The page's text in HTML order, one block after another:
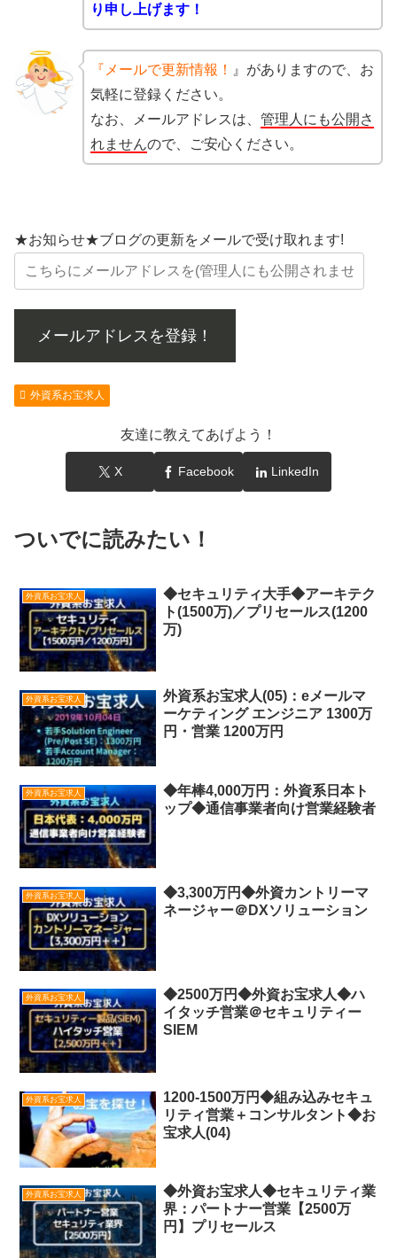
り申し上げます！
『メールで更新情報！
』がありますので、お
気軽に登録ください。
なお、メールアドレスは、 管理人にも公開さ
れませんので、ご安心ください。
★お知らせ★ブログの更新をメールで受け取れます!
メールアドレスを登録！
外資系お宝求人
友達に教えてあげよう！
X Facebook LinkedIn
ついでに読みたい！
外資系お宝求人
◆セキュリティ大手◆アーキテク
ト(1500万)／プリセールス(1200
万)
外資系お宝求人
外資系お宝求人(05)：eメールマ
ーケティング エンジニア 1300万
円・営業 1200万円
外資系お宝求人
◆年棒4,000万円：外資系日本ト
ップ◆通信事業者向け営業経験者
外資系お宝求人
◆3,300万円◆外資カントリーマ
ネージャー＠DXソリューション
外資系お宝求人
◆2500万円◆外資お宝求人◆ハ
イタッチ営業＠セキュリティー
SIEM
外資系お宝求人
1200-1500万円◆組み込みセキュ
リティ営業＋コンサルタント◆お
宝求人(04)
外資系お宝求人
◆外資お宝求人◆セキュリティ業
界：パートナー営業【2500万
円】プリセールス